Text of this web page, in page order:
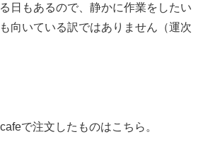
日もあるので、静かに作業をしたい
向いている訳ではありません（運次
で注文したものはこちら。